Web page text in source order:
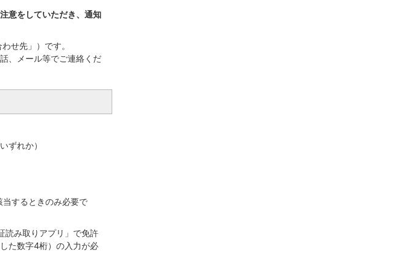
意をしていただき、通知
せ先」）です。
、メール等でご連絡くだ
ずれか）
当するときのみ必要で
読み取りアプリ」で免許
た数字4桁）の入力が必